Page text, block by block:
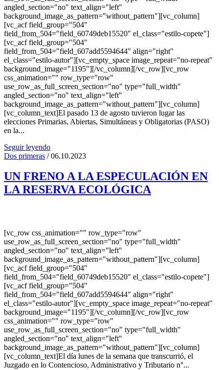
angled_section="no" text_align="left"
background_image_as_pattern="without_pattern"][vc_column]
[vc_acf field_group="504"
field_from_504="field_60749deb15520" el_class="estilo-copete"]
[vc_acf field_group="504"
field_from_504="field_607add5594644" align="right"
el_class="estilo-autor"][vc_empty_space image_repeat="no-repeat"
background_image="1195"][/vc_column][/vc_row][vc_row
css_animation="" row_type="row"
use_row_as_full_screen_section="no" type="full_width"
angled_section="no" text_align="left"
background_image_as_pattern="without_pattern"][vc_column]
[vc_column_text]El pasado 13 de agosto tuvieron lugar las
elecciones Primarias, Abiertas, Simultáneas y Obligatorias (PASO)
en la...
Seguir leyendo
Dos primeras / 06.10.2023
UN FRENO A LA ESPECULACIÓN EN
LA RESERVA ECOLÓGICA
[vc_row css_animation="" row_type="row"
use_row_as_full_screen_section="no" type="full_width"
angled_section="no" text_align="left"
background_image_as_pattern="without_pattern"][vc_column]
[vc_acf field_group="504"
field_from_504="field_60749deb15520" el_class="estilo-copete"]
[vc_acf field_group="504"
field_from_504="field_607add5594644" align="right"
el_class="estilo-autor"][vc_empty_space image_repeat="no-repeat"
background_image="1195"][/vc_column][/vc_row][vc_row
css_animation="" row_type="row"
use_row_as_full_screen_section="no" type="full_width"
angled_section="no" text_align="left"
background_image_as_pattern="without_pattern"][vc_column]
[vc_column_text]El día lunes de la semana que transcurrió, el
Juzgado en lo Contencioso, Administrativo y Tributario n°...